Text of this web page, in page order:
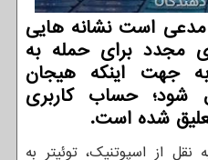
مدعی است نشانه هایی
مجدد برای حمله به
جهت اینکه هیجان
شود؛ حساب کاربری
شده است.
نقل از اسپوتنیک، توئیتر به